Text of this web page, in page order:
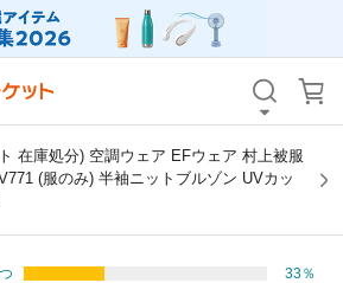
在庫処分) 空調ウェア EFウェア 村上被服
(服のみ) 半袖ニットブルゾン UVカッ
33％
すべて
すべて